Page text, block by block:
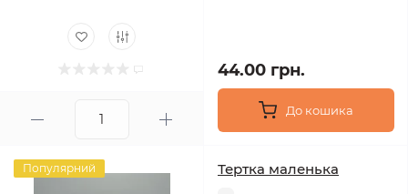
44.00 грн.
До кошика
Популярний Тертка маленька